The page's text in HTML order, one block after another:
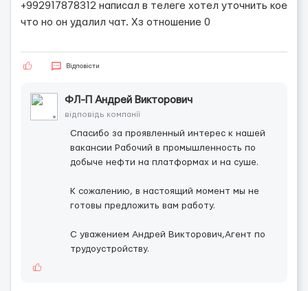
+992917878312 написал в телеге хотел уточнить кое
что но он удалил чат. Хз отношение 0
Відповісти
ФЛ-П Андрей Викторович
відповідь компанії
Спасибо за проявленный интерес к нашей
вакансии Рабочий в промышленность по
добыче нефти на платформах и на суше.
К сожалению, в настоящий момент мы не
готовы предложить вам работу.
С уважением Андрей Викторович,Агент по
трудоустройству.